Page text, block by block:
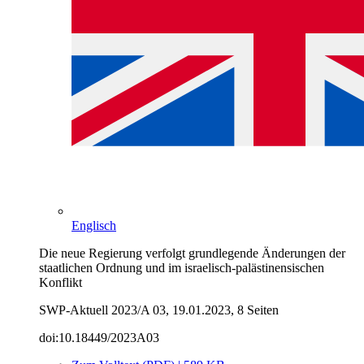
Englisch
Die neue Regierung verfolgt grundlegende Änderungen der
staatlichen Ordnung und im israelisch-palästinensischen
Konflikt
SWP-Aktuell 2023/A 03, 19.01.2023, 8 Seiten
doi:10.18449/2023A03